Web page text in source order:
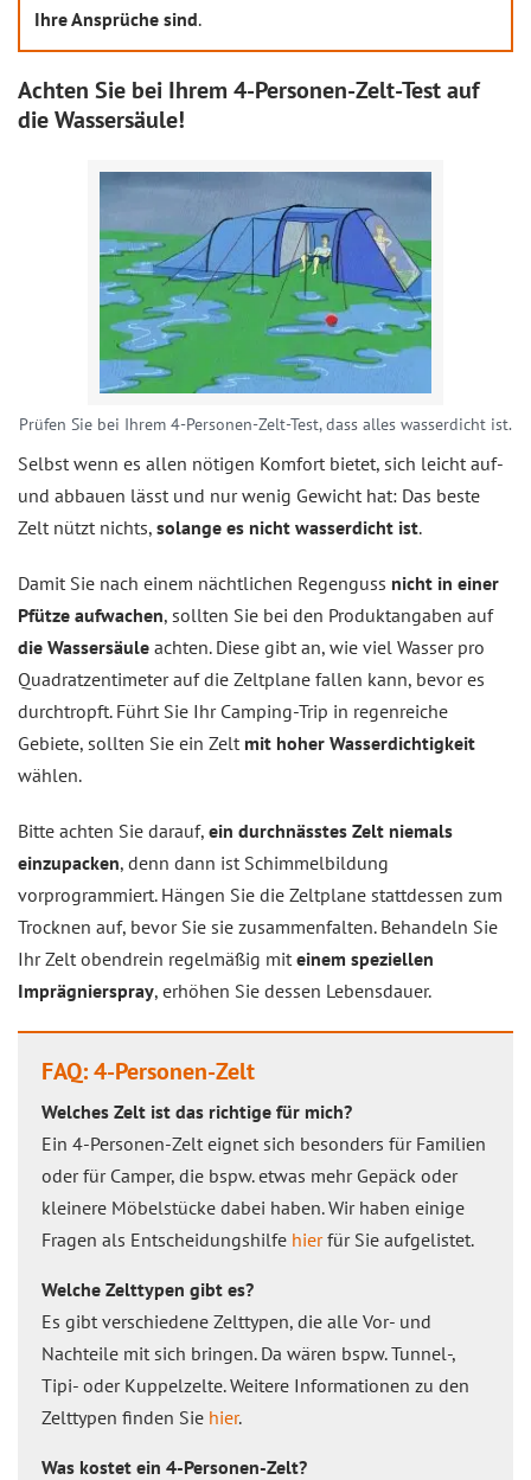
Ihre Ansprüche sind.
Achten Sie bei Ihrem 4-Personen-Zelt-Test auf
die Wassersäule!
Prüfen Sie bei Ihrem 4-Personen-Zelt-Test, dass alles wasserdicht ist.
Selbst wenn es allen nötigen Komfort bietet, sich leicht auf-
und abbauen lässt und nur wenig Gewicht hat: Das beste
Zelt nützt nichts, solange es nicht wasserdicht ist.
Damit Sie nach einem nächtlichen Regenguss nicht in einer
Pfütze aufwachen, sollten Sie bei den Produktangaben auf
die Wassersäule achten. Diese gibt an, wie viel Wasser pro
Quadratzentimeter auf die Zeltplane fallen kann, bevor es
durchtropft. Führt Sie Ihr Camping-Trip in regenreiche
Gebiete, sollten Sie ein Zelt mit hoher Wasserdichtigkeit
wählen.
Bitte achten Sie darauf, ein durchnässtes Zelt niemals
einzupacken, denn dann ist Schimmelbildung
vorprogrammiert. Hängen Sie die Zeltplane stattdessen zum
Trocknen auf, bevor Sie sie zusammenfalten. Behandeln Sie
Ihr Zelt obendrein regelmäßig mit einem speziellen
Imprägnierspray, erhöhen Sie dessen Lebensdauer.
FAQ: 4-Personen-Zelt
Welches Zelt ist das richtige für mich?
Ein 4-Personen-Zelt eignet sich besonders für Familien
oder für Camper, die bspw. etwas mehr Gepäck oder
kleinere Möbelstücke dabei haben. Wir haben einige
Fragen als Entscheidungshilfe hierfür Sie aufgelistet.
Welche Zelttypen gibt es?
Es gibt verschiedene Zelttypen, die alle Vor- und
Nachteile mit sich bringen. Da wären bspw. Tunnel-,
Tipi- oder Kuppelzelte. Weitere Informationen zu den
Zelttypen finden Sie hier.
Was kostet ein 4-Personen-Zelt?